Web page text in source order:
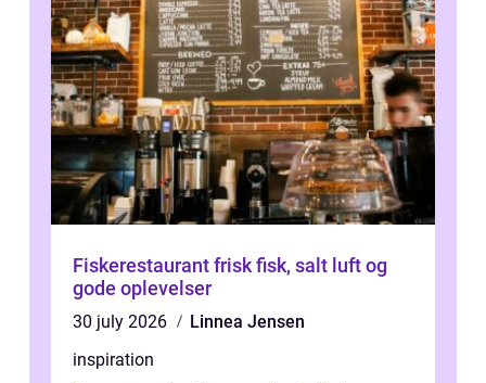
Fiskerestaurant frisk fisk, salt luft og
gode oplevelser
30 july 2026
Linnea Jensen
inspiration